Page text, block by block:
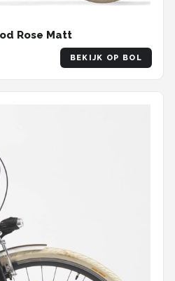
Rose Matt
BEKIJK OP BOL